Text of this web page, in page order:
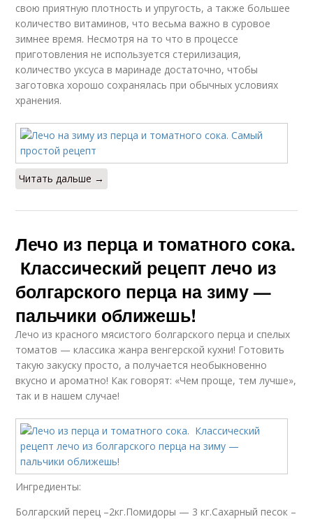
свою приятную плотность и упругость, а также большее
количество витаминов, что весьма важно в суровое
зимнее время. Несмотря на то что в процессе
приготовления не используется стерилизация,
количество уксуса в маринаде достаточно, чтобы
заготовка хорошо сохранялась при обычных условиях
хранения.
Читать дальше →
Лечо из перца и томатного сока.
Классический рецепт лечо из
болгарского перца на зиму —
пальчики оближешь!
Лечо из красного мясистого болгарского перца и спелых
томатов — классика жанра венгерской кухни! Готовить
такую закуску просто, а получается необыкновенно
вкусно и ароматно! Как говорят: «Чем проще, тем лучше»,
так и в нашем случае!
Ингредиенты:
Болгарский перец –2кг.Помидоры — 3 кг.Сахарный песок –